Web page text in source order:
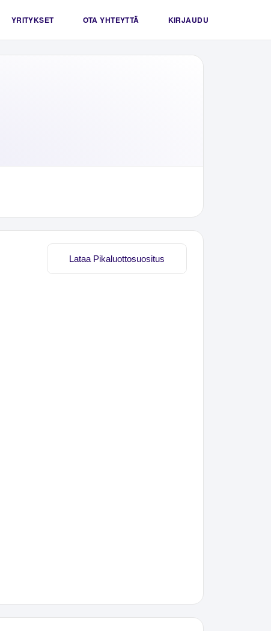
YRITYKSET OTA YHTEYTTÄ KIRJAUDU
Lataa Pikaluottosuositus